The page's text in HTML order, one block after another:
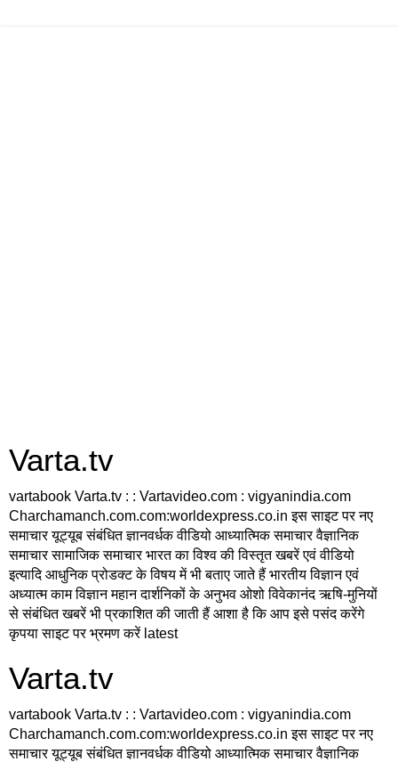
Varta.tv
vartabook Varta.tv : : Vartavideo.com : vigyanindia.com
Charchamanch.com.com:worldexpress.co.in इस साइट पर नए
समाचार यूट्यूब संबंधित ज्ञानवर्धक वीडियो आध्यात्मिक समाचार वैज्ञानिक
समाचार सामाजिक समाचार भारत का विश्व की विस्तृत खबरें एवं वीडियो
इत्यादि आधुनिक प्रोडक्ट के विषय में भी बताए जाते हैं भारतीय विज्ञान एवं
अध्यात्म काम विज्ञान महान दार्शनिकों के अनुभव ओशो विवेकानंद ऋषि-मुनियों
से संबंधित खबरें भी प्रकाशित की जाती हैं आशा है कि आप इसे पसंद करेंगे
कृपया साइट पर भ्रमण करें latest
Varta.tv
vartabook Varta.tv : : Vartavideo.com : vigyanindia.com
Charchamanch.com.com:worldexpress.co.in इस साइट पर नए
समाचार यूट्यूब संबंधित ज्ञानवर्धक वीडियो आध्यात्मिक समाचार वैज्ञानिक